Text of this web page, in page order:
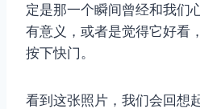
定是那一个瞬间曾经和我们
有意义，或者是觉得它好看
按下快门。
看到这张照片，我们会回想